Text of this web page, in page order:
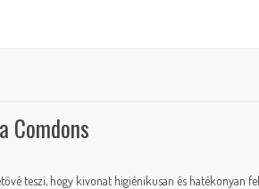
Comdons
teszi, hogy kivonat higiénikusan és hatékonyan